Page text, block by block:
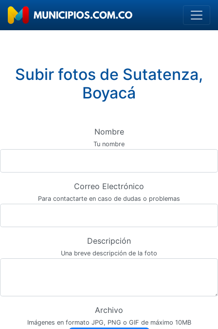
Subir fotos de Sutatenza,
Boyacá
Nombre
Tu nombre
Correo Electrónico
Para contactarte en caso de dudas o problemas
Descripción
Una breve descripción de la foto
Archivo
Imágenes en formato JPG, PNG o GIF de máximo 10MB